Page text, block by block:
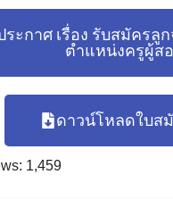
ระกาศ เรื่อง รับสมัครลู
ตำแหน่งครูผู้ส
ดาวน์โหลดใบส
1,459